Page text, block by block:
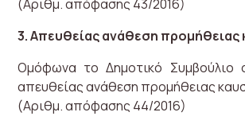
(Αριθμ. απόφασης 43/2016)
3. Απευθείας ανάθεση προμήθειας
Ομόφωνα το Δημοτικό Συμβούλιο
απευθείας ανάθεση προμήθειας
(Αριθμ. απόφασης 44/2016)